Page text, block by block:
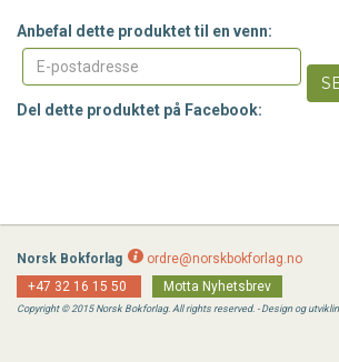
Anbefal dette produktet til en venn:
Del dette produktet på Facebook:
Norsk Bokforlag
ordre@norskbokforlag.no
+47 32 16 15 50
Motta Nyhetsbrev
Copyright © 2015 Norsk Bokforlag. All rights reserved. - Design og